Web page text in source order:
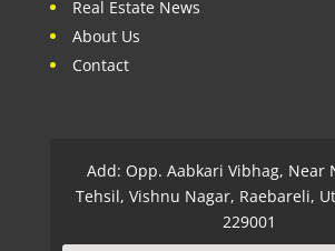
Real Estate News
About Us
Contact
Add: Opp. Aabkari Vibhag, Near
Tehsil, Vishnu Nagar, Raebareli,
229001